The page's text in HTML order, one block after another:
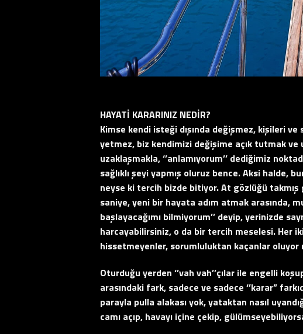
HAYATİ KARARINIZ NEDİR?
Kimse kendi isteği dışında değişmez, kişileri
yetmez, biz kendimizi değişime açık tutmak ve
uzaklaşmakla, ‘’anlamıyorum’’ dediğimiz
sağlıklı şeyi yapmış oluruz bence. Aksi halde,
neyse ki tercih bizde bitiyor. At gözlüğü
saniye, yeni bir hayata adım atmak arasında,
başlayacağımı bilmiyorum’’ deyip, yerinizde
harcayabilirsiniz, o da bir tercih meselesi. Her
hissetmeyenler, sorumluluktan kaçanlar oluyor
Oturduğu yerden ‘’vah vah’’çılar ile engelli
arasındaki fark, sadece ve sadece ‘’karar”
parayla pulla alakası yok, yataktan nasıl
camı açıp, havayı içine çekip,